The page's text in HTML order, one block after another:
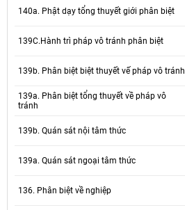
140a. Phật dạy tổng thuyết giới phân biệt
139C.Hành trì pháp vô tránh phân biệt
139b. Phân biệt biệt thuyết vế pháp vô tránh
139a. Phân biệt tổng thuyết về pháp vô
tránh
139b. Quán sát nội tâm thức
139a. Quán sát ngoại tâm thức
136. Phân biệt về nghiệp